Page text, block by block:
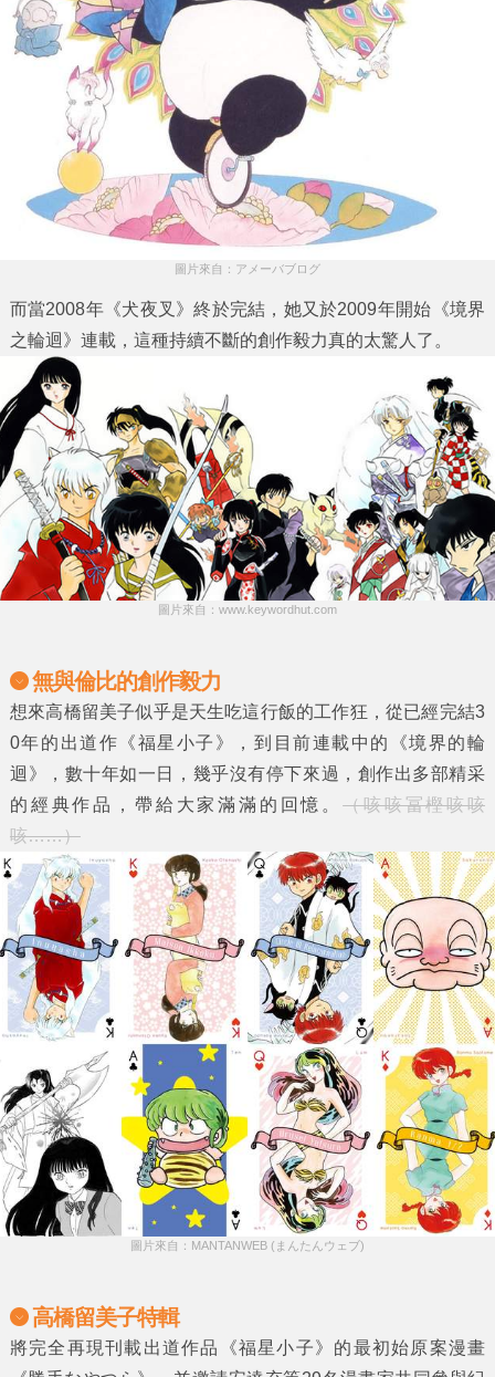
圖片來自：アメーバブログ
而當2008年《犬夜叉》終於完結，她又於2009年開始《境界
之輪迴》連載，這種持續不斷的創作毅力真的太驚人了。
圖片來自：www.keywordhut.com
無與倫比的創作毅力
想來高橋留美子似乎是天生吃這行飯的工作狂，從已經完結3
0年的出道作《福星小子》，到目前連載中的《境界的輪
迴》，數十年如一日，幾乎沒有停下來過，創作出多部精采
的經典作品，帶給大家滿滿的回憶。（咳咳冨樫咳咳
咳……）
圖片來自：MANTANWEB (まんたんウェブ)
高橋留美子特輯
將完全再現刊載出道作品《福星小子》的最初始原案漫畫